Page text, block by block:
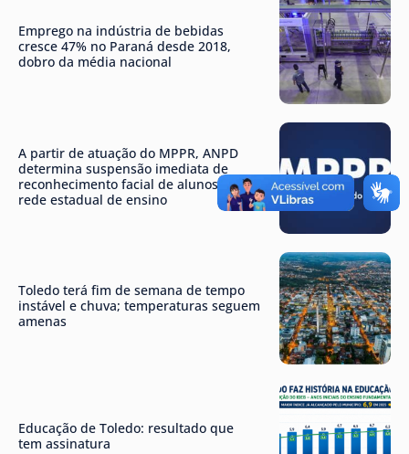
Emprego na indústria de bebidas
cresce 47% no Paraná desde 2018,
dobro da média nacional
A partir de atuação do MPPR, ANPD
determina suspensão imediata de
reconhecimento facial de alunos da
rede estadual de ensino
Toledo terá fim de semana de tempo
instável e chuva; temperaturas seguem
amenas
Educação de Toledo: resultado que
tem assinatura